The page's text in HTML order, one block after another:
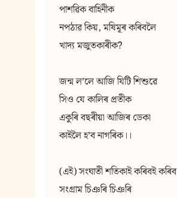
পাশৱিক বাহিনীক
নপঠাৱ কিয়, মষিমূৰ কৰিবলৈ
খাদ্য মজুতকাৰীক?
জন্ম লʼলে আজি যিটি শিশুৱে
সিও যে কালিৰ প্ৰতীক
একুৰি বছৰীয়া আজিৰ ডেকা
কাইলৈ হʼব নাগৰিক।।
(এই) সংঘাতী শতিকাই কৰিবই কৰিব
সংগ্ৰাম চিঞৰি চিঞৰি